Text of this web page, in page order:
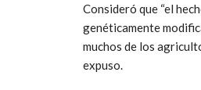
Consideró que “el
genéticamente
muchos de los
expuso.